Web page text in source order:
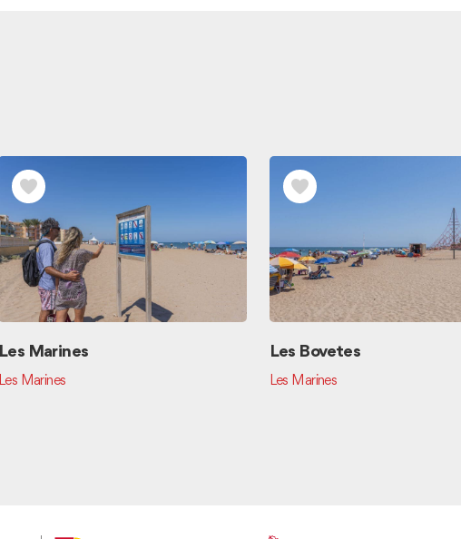
Les Marines
Les Marines
Les Bovetes
Les Marines